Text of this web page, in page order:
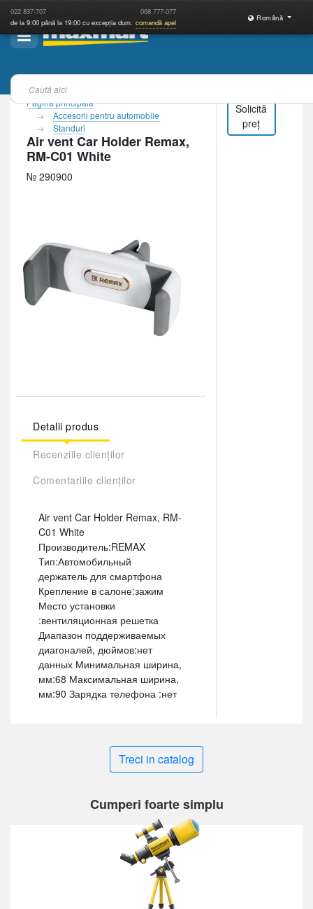
022 837-707 068 777-077
de la 9:00 până la 19:00 cu excepția dum. comandă apel
Română
Pagina principală
Accesorii pentru automobile
Standuri
Air vent Car Holder Remax,
RM-C01 White
№ 290900
Detalii produs
Recenziile clienților
Comentariile clienților
Air vent Car Holder Remax, RM-
C01 White
Производитель:REMAX
Тип:Автомобильный
держатель для смартфона
Крепление в салоне:зажим
Место установки
:вентиляционная решетка
Диапазон поддерживаемых
диагоналей, дюймов:нет
данных Минимальная ширина,
мм:68 Максимальная ширина,
мм:90 Зарядка телефона :нет
Solicită
preț
Treci in catalog
Cumperi foarte simplu